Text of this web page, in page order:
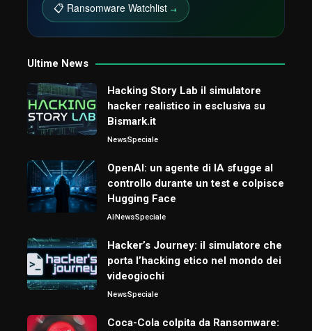
📋 Ransomware Watchlist →
Ultime News
Hacking Story Lab il simulatore
hacker realistico in esclusiva su
Bismark.it
NewsSpeciale
OpenAI: un agente di IA sfugge al
controllo durante un test e colpisce
Hugging Face
AINewsSpeciale
Hacker’s Journey: il simulatore che
porta l’hacking etico nel mondo dei
videogiochi
NewsSpeciale
Coca-Cola colpita da Ransomware: